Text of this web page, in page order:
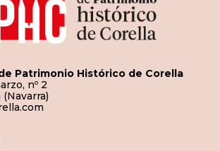
Patrimonio Histórico de Corella
nº 2
(Navarra)